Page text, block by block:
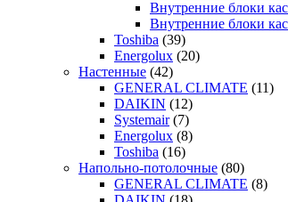
Внутренние блоки
Внутренние блоки
Toshiba (39)
Energolux (20)
Настенные (42)
GENERAL CLIMATE (11)
DAIKIN (12)
Systemair (7)
Energolux (8)
Toshiba (16)
Напольно-потолочные (80)
GENERAL CLIMATE (8)